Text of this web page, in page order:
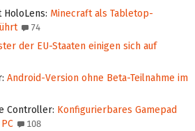
HoloLens: Minecraft als Tabletop-
74
der EU-Staaten einigen sich auf
: Android-Version ohne Beta-Teilnahme im
Controller: Konfigurierbares Gamepad
108